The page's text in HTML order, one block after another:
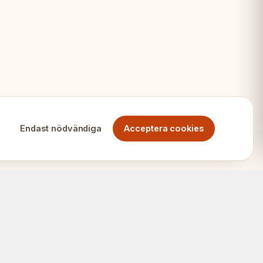
Endast nödvändiga Acceptera cookies